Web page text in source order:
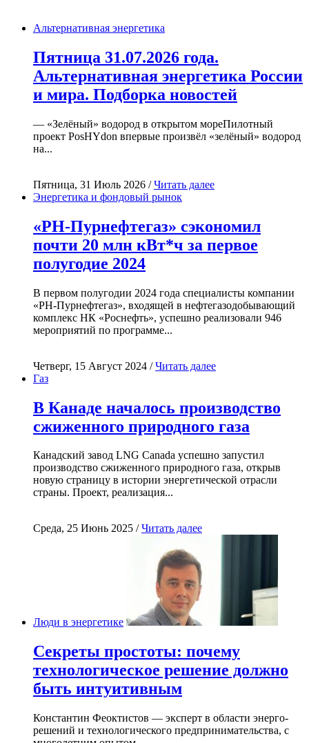
Альтернативная энергетика
Пятница 31.07.2026 года.
Альтернативная энергетика России
и мира. Подборка новостей
— «Зелёный» водород в открытом мореПилотный
проект PosHYdon впервые произвёл «зелёный» водород
на...
Пятница, 31 Июль 2026 /Читать далее
Энергетика и фондовый рынок
«РН-Пурнефтегаз» сэкономил
почти 20 млн кВт*ч за первое
полугодие 2024
В первом полугодии 2024 года специалисты компании
«РН-Пурнефтегаз», входящей в нефтегазодобывающий
комплекс НК «Роснефть», успешно реализовали 946
мероприятий по программе...
Четверг, 15 Август 2024 /Читать далее
Газ
В Канаде началось производство
сжиженного природного газа
Канадский завод LNG Canada успешно запустил
производство сжиженного природного газа, открыв
новую страницу в истории энергетической отрасли
страны. Проект, реализация...
Среда, 25 Июнь 2025 /Читать далее
Люди в энергетике
Секреты простоты: почему
технологическое решение должно
быть интуитивным
Константин Феоктистов — эксперт в области энерго-
решений и технологического предпринимательства, с